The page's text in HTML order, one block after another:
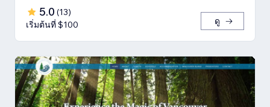
5.0 (13)
เริ่มต้นที่ $100
ดู